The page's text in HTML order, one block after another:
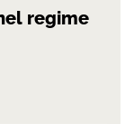
regime